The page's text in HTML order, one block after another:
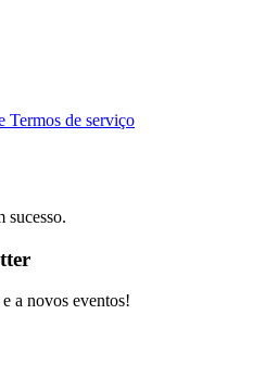
Termos de serviço
sucesso.
a novos eventos!